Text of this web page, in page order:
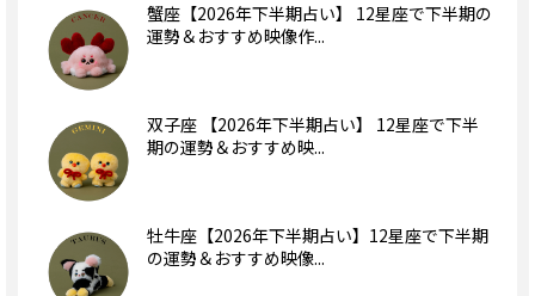
蟹座【2026年下半期占い】 12星座で下半期の
運勢＆おすすめ映像作...
双子座 【2026年下半期占い】 12星座で下半
期の運勢＆おすすめ映...
牡牛座【2026年下半期占い】12星座で下半期
の運勢＆おすすめ映像...